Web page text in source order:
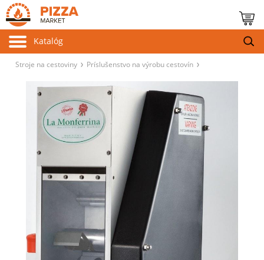
Katalóg
Stroje na cestoviny Príslušenstvo na výrobu cestovín